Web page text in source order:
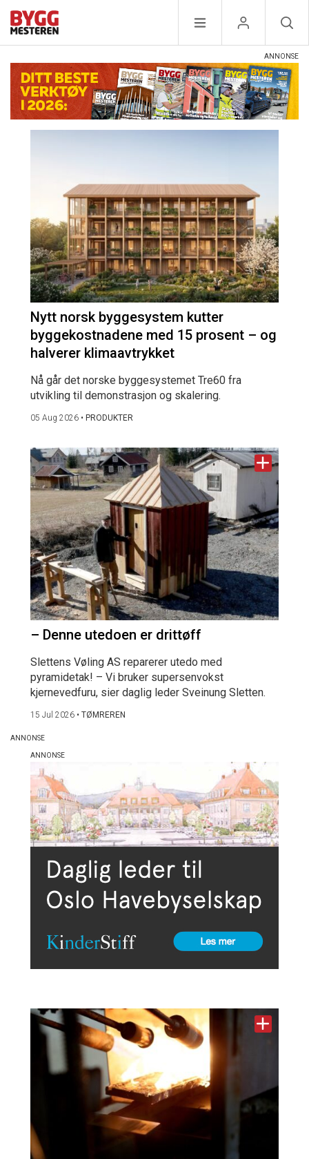
Nytt norsk byggesystem kutter
byggekostnadene med 15 prosent – og
halverer klimaavtrykket
Nå går det norske byggesystemet Tre60 fra
utvikling til demonstrasjon og skalering.
05 Aug 2026 • PRODUKTER
– Denne utedoen er drittøff
Slettens Vøling AS reparerer utedo med
pyramidetak! – Vi bruker supersenvokst
kjernevedfuru, sier daglig leder Sveinung Sletten.
15 Jul 2026 • TØMREREN